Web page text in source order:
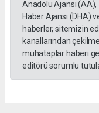
Anadolu Ajansı
Haber Ajansı (DHA)
haberler, sitemizin
kanallarından
muhataplar haberi
editörü sorumlu